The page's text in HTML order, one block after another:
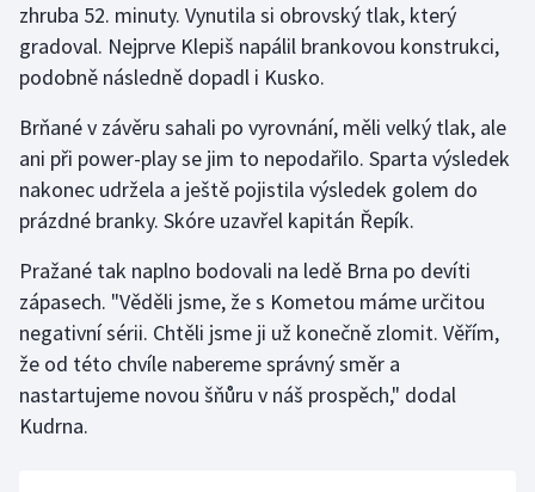
zhruba 52. minuty. Vynutila si obrovský tlak, který
gradoval. Nejprve Klepiš napálil brankovou konstrukci,
podobně následně dopadl i Kusko.
Brňané v závěru sahali po vyrovnání, měli velký tlak, ale
ani při power-play se jim to nepodařilo. Sparta výsledek
nakonec udržela a ještě pojistila výsledek golem do
prázdné branky. Skóre uzavřel kapitán Řepík.
Pražané tak naplno bodovali na ledě Brna po devíti
zápasech. "Věděli jsme, že s Kometou máme určitou
negativní sérii. Chtěli jsme ji už konečně zlomit. Věřím,
že od této chvíle nabereme správný směr a
nastartujeme novou šňůru v náš prospěch," dodal
Kudrna.